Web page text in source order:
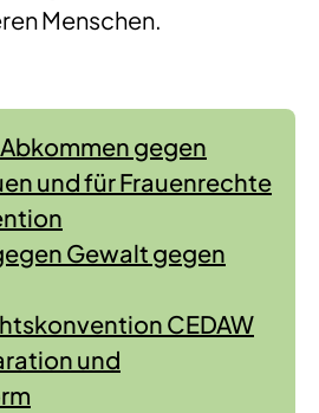
gegen
und für Frauenrechte
Gewalt gegen
CEDAW
und
Menschen.